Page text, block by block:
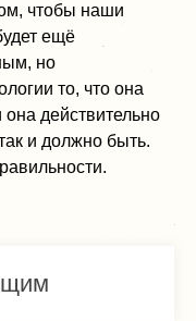
чтобы наши
ещё
но
то, что она
действительно
и должно быть.